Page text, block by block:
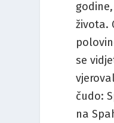
života.
se
čudo:
na